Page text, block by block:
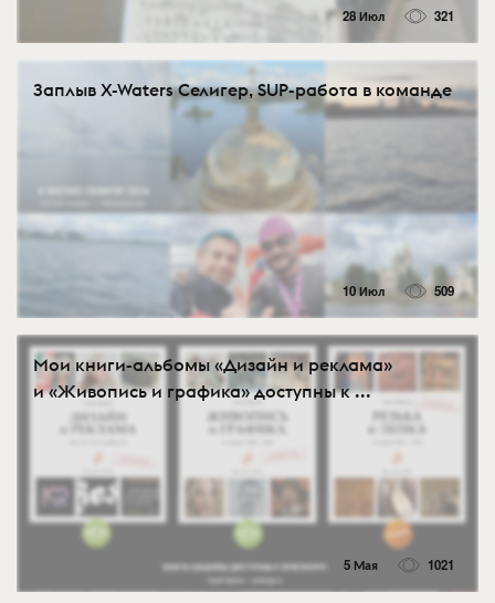
28 Июл 321
Заплыв X-Waters Селигер, SUP-работа в команде
10 Июл 509
Мои книги-альбомы «Дизайн и реклама»
и «Живопись и графика» доступны к ...
5 Мая 1021